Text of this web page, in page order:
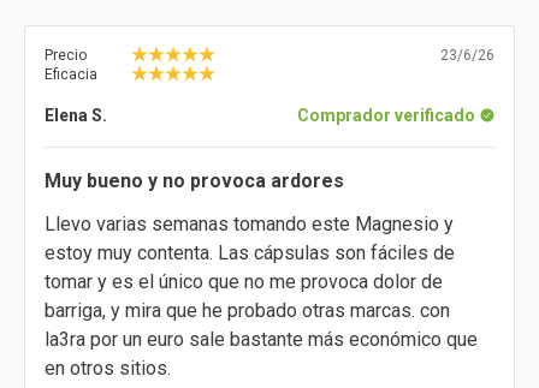
Precio
Eficacia
23/6/26
Elena S. Comprador verificado
Muy bueno y no provoca ardores
Llevo varias semanas tomando este Magnesio y
estoy muy contenta. Las cápsulas son fáciles de
tomar y es el único que no me provoca dolor de
barriga, y mira que he probado otras marcas. con
la3ra por un euro sale bastante más económico que
en otros sitios.